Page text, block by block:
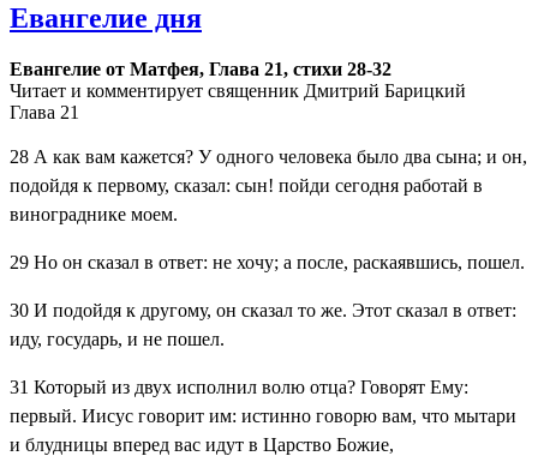
Евангелие дня
Евангелие от Матфея, Глава 21, стихи 28-32
Читает и комментирует священник Дмитрий Барицкий
Глава 21
28 А как вам кажется? У одного человека было два сына; и он,
подойдя к первому, сказал: сын! пойди сегодня работай в
винограднике моем.
29 Но он сказал в ответ: не хочу; а после, раскаявшись, пошел.
30 И подойдя к другому, он сказал то же. Этот сказал в ответ:
иду, государь, и не пошел.
31 Который из двух исполнил волю отца? Говорят Ему:
первый. Иисус говорит им: истинно говорю вам, что мытари
и блудницы вперед вас идут в Царство Божие,